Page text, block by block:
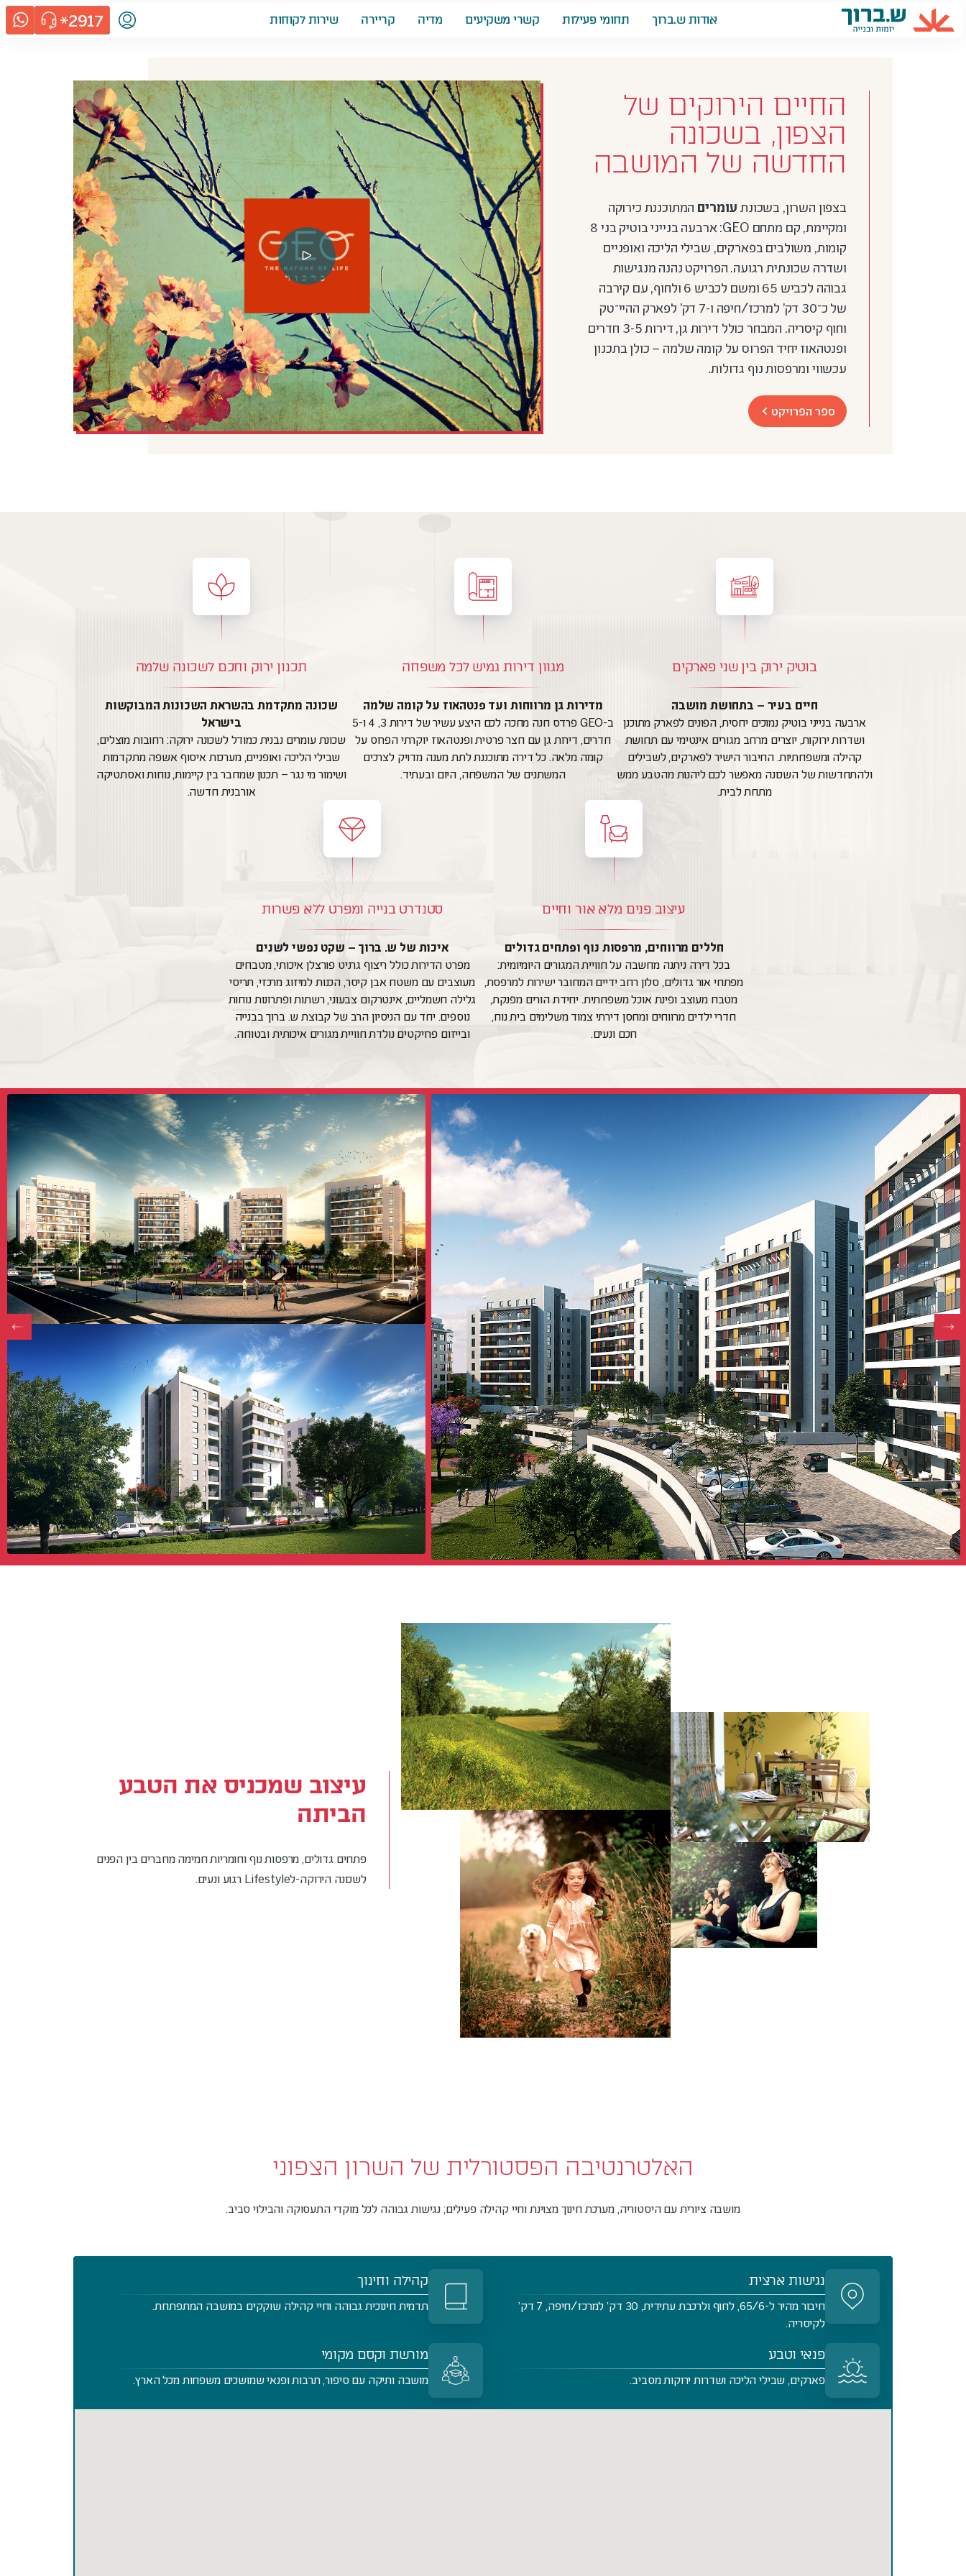
אודות ש.ברוך תחומי פעילות קשרי משקיעים מדיה קריירה שירות לקוחות 2917
החיים הירוקים של
הצפון, בשכונה
החדשה של המושבה
בצפון השרון, בשכונת עומרים המתוכננת כירוקה
ומקיימת, קם מתחם GEO: ארבעה בנייני בוטיק בני 8
קומות, משולבים בפארקים, שבילי הליכה ואופניים
ושדרה שכונתית רגועה. הפרויקט נהנה מנגישות
גבוהה לכביש 65 ומשם לכביש 6 ולחוף, עם קירבה
של כ־30 דק’ למרכז/חיפה ו-7 דק’ לפארק ההיי־טק
וחוף קיסריה. המבחר כולל דירות גן, דירות 3-5 חדרים
ופנטהאוז יחיד הפרוס על קומה שלמה – כולן בתכנון
עכשווי ומרפסות נוף גדולות.
ספר הפרויקט
קובץ
קובץ
וידאו
בוטיק ירוק בין שני פארקים
חיים בעיר – בתחושת מושבה
ארבעה בנייני בוטיק נמוכים יחסית, הפונים לפארק מתוכנן
ושדרות ירוקות, יוצרים מרחב מגורים אינטימי עם תחושת
קהילה ומשפחתיות. החיבור הישיר לפארקים, לשבילים
ולהתחדשות של השכונה מאפשר לכם ליהנות מהטבע ממש
מתחת לבית.
מגוון דירות גמיש לכל משפחה
מדירות גן מרווחות ועד פנטהאוז על קומה שלמה
ב-GEO פרדס חנה מחכה לכם היצע עשיר של דירות 3, 4 ו-5
חדרים, דירות גן עם חצר פרטית ופנטהאוז יוקרתי הפרוס על
קומה מלאה. כל דירה מתוכננת לתת מענה מדויק לצרכים
המשתנים של המשפחה, היום ובעתיד.
תכנון ירוק וחכם לשכונה שלמה
שכונה מתקדמת בהשראת השכונות המבוקשות
בישראל
שכונת עומרים נבנית כמודל לשכונה ירוקה: רחובות מוצלים,
שבילי הליכה ואופניים, מערכות איסוף אשפה מתקדמות
ושימור מי נגר – תכנון שמחבר בין קיימות, נוחות ואסתטיקה
אורבנית חדשה.
עיצוב פנים מלא אור וחיים
חללים מרווחים, מרפסות נוף ופתחים גדולים
בכל דירה ניתנה מחשבה על חוויית המגורים היומיומית:
מפתחי אור גדולים, סלון רחב ידיים המחובר ישירות למרפסת,
מטבח מעוצב ופינת אוכל משפחתית. יחידת הורים מפנקת,
חדרי ילדים מרווחים ומחסן דירתי צמוד משלימים בית נוח,
חכם ונעים.
סטנדרט בנייה ומפרט ללא פשרות
איכות של ש. ברוך – שקט נפשי לשנים
מפרט הדירות כולל ריצוף גרניט פורצלן איכותי, מטבחים
מעוצבים עם משטח אבן קיסר, הכנות למיזוג מרכזי, תריסי
גלילה חשמליים, אינטרקום צבעוני, רשתות ופתרונות נוחות
נוספים. יחד עם הניסיון הרב של קבוצת ש. ברוך בבנייה
ובייזום פרויקטים נולדת חוויית מגורים איכותית ובטוחה.
עיצוב שמכניס את הטבע
הביתה
פתחים גדולים, מרפסות נוף וחומריות חמימה מחברים בין הפנים
לשכונה הירוקה-לLifestyle רגוע ונעים.
האלטרנטיבה הפסטורלית של השרון הצפוני
מושבה ציורית עם היסטוריה, מערכת חינוך מצוינת וחיי קהילה פעילים; נגישות גבוהה לכל מוקדי התעסוקה והבילוי סביב.
נגישות ארצית
חיבור מהיר ל-65/6, לחוף ולרכבת עתידית, 30 דק’ למרכז/חיפה, 7 דק’
לקיסריה.
קהילה וחינוך
תדמית חינוכית גבוהה וחיי קהילה שוקקים במושבה המתפתחת.
פנאי וטבע
פארקים, שבילי הליכה ושדרות ירוקות מסביב.
מורשת וקסם מקומי
מושבה ותיקה עם סיפור, תרבות ופנאי שמושכים משפחות מכל הארץ.